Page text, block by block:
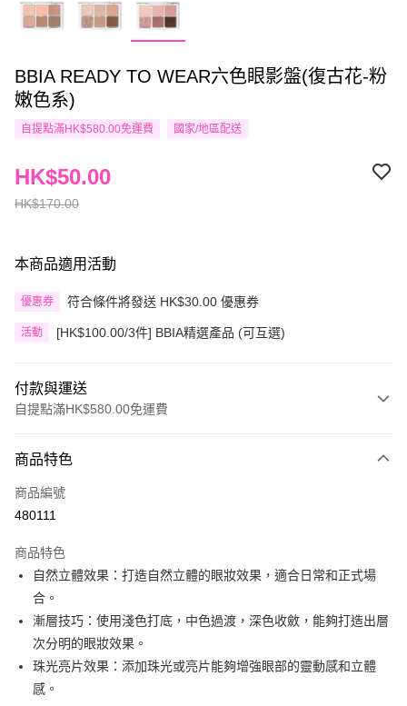
BBIA READY TO WEAR六色眼影盤(復古花-粉
嫩色系)
自提點滿HK$580.00免運費 國家/地區配送
HK$170.00
HK$50.00
本商品適用活動
優惠券 符合條件將發送 HK$30.00 優惠券
活動 [HK$100.00/3件] BBIA精選產品 (可互選)
付款與運送
自提點滿HK$580.00免運費
信用卡
Apple Pay
AlipayHK
PayMe
WeChat Pay
其他轉帳方式
相關說明
商品特色
商品編號
480111
商品特色
自然立體效果：打造自然立體的眼妝效果，適合日常和正式場
合。
漸層技巧：使用淺色打底，中色過渡，深色收斂，能夠打造出層
次分明的眼妝效果。
珠光亮片效果：添加珠光或亮片能夠增強眼部的靈動感和立體
感。